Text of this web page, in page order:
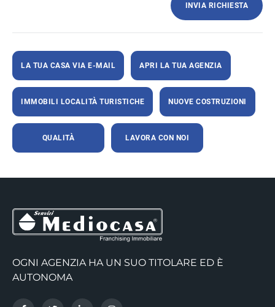
INVIA RICHIESTA
LA TUA CASA VIA E-MAIL APRI LA TUA AGENZIA
IMMOBILI LOCALITÀ TURISTICHE NUOVE COSTRUZIONI
QUALITÀ LAVORA CON NOI
OGNI AGENZIA HA UN SUO TITOLARE ED È
AUTONOMA